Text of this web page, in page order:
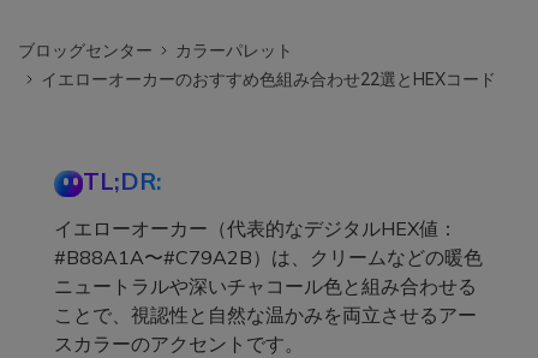
ブロッグセンター
カラーパレット
イエローオーカーのおすすめ色組み合わせ22選とHEXコード
TL;DR:
イエローオーカー（代表的なデジタルHEX値：
#B88A1A〜#C79A2B）は、クリームなどの暖色
ニュートラルや深いチャコール色と組み合わせる
ことで、視認性と自然な温かみを両立させるアー
スカラーのアクセントです。